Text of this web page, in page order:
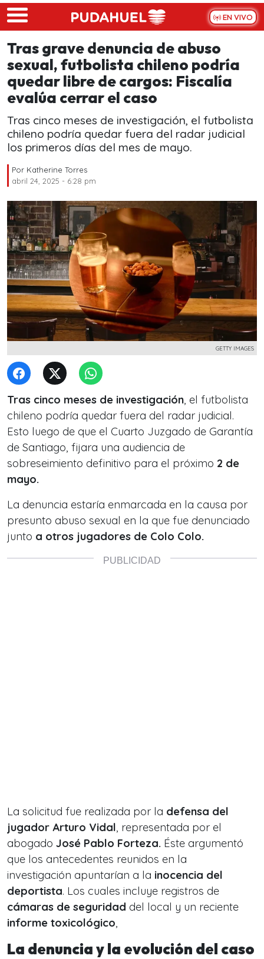
Skip to main content
EN VIVO
Tras grave denuncia de abuso
sexual, futbolista chileno podría
quedar libre de cargos: Fiscalía
evalúa cerrar el caso
Tras cinco meses de investigación, el futbolista
chileno podría quedar fuera del radar judicial
los primeros días del mes de mayo.
Por Katherine Torres
abril 24, 2025 - 6:28 pm
GETTY IMAGES
Tras cinco meses de investigación, el futbolista
chileno podría quedar fuera del radar judicial.
Esto luego de que el Cuarto Juzgado de Garantía
de Santiago, fijara una audiencia de
sobreseimiento definitivo para el próximo 2 de
mayo.
La denuncia estaría enmarcada en la causa por
presunto abuso sexual en la que fue denunciado
junto a otros jugadores de Colo Colo.
La solicitud fue realizada por la defensa del
jugador Arturo Vidal, representada por el
abogado José Pablo Forteza. Éste argumentó
que los antecedentes reunidos en la
investigación apuntarían a la inocencia del
deportista. Los cuales incluye registros de
cámaras de seguridad del local y un reciente
informe toxicológico,
La denuncia y la evolución del caso